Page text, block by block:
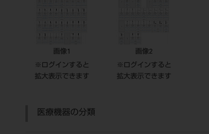
画像1
※ログインすると
拡大表示できます
画像2
※ログインすると
拡大表示できます
医療機器の分類